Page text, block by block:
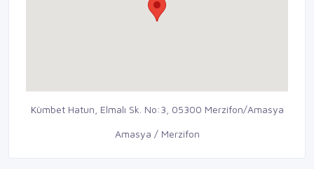
Kümbet Hatun, Elmalı Sk. No:3, 05300 Merzifon/Amasya
Amasya / Merzifon